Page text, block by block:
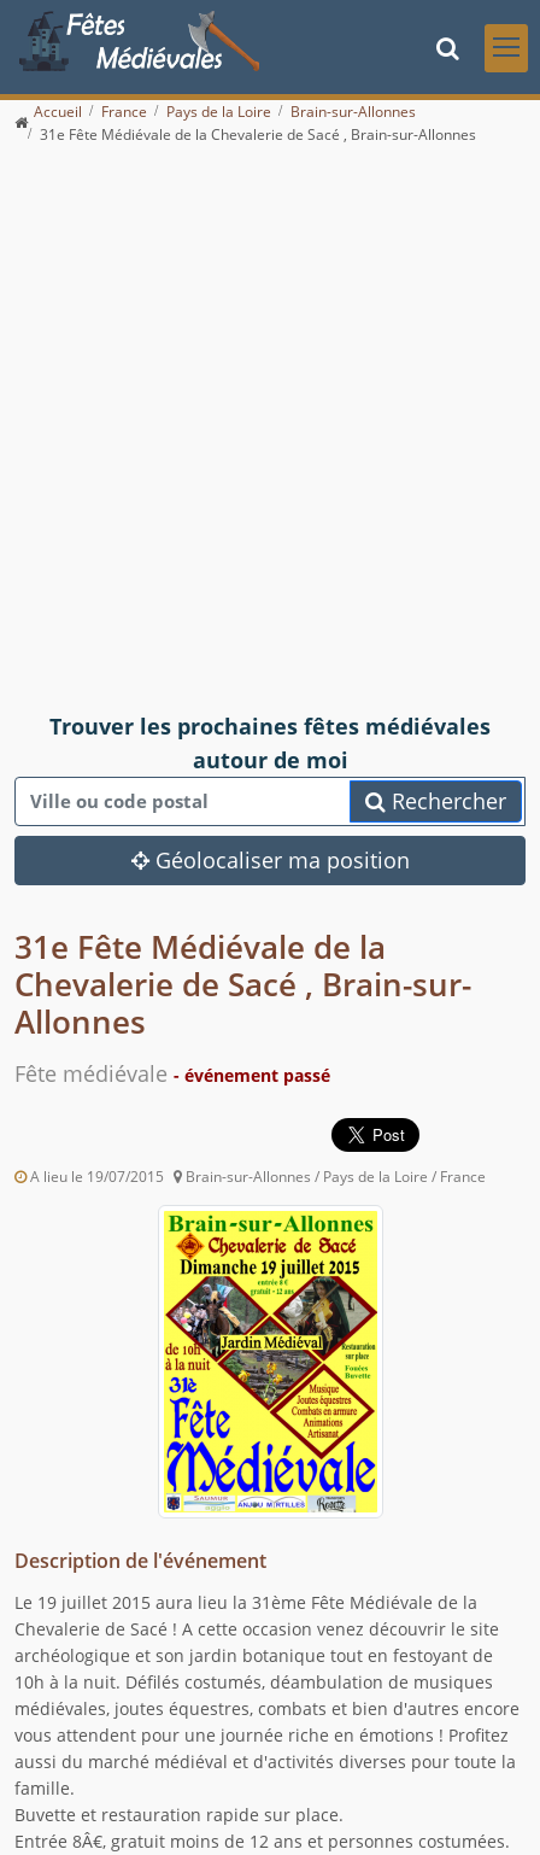
Accueil France Pays de la Loire
Brain-sur-Allonnes
31e Fête Médiévale de la Chevalerie de Sacé , Brain-sur-Allonnes
Trouver les prochaines fêtes médiévales
autour de moi
Rechercher
Géolocaliser ma position
31e Fête Médiévale de la
Chevalerie de Sacé , Brain-sur-
Allonnes
Fête médiévale - événement passé
A lieu le 19/07/2015 Brain-sur-Allonnes / Pays de la Loire / France
Description de l'événement
Le 19 juillet 2015 aura lieu la 31ème Fête Médiévale de la
Chevalerie de Sacé ! A cette occasion venez découvrir le site
archéologique et son jardin botanique tout en festoyant de
10h à la nuit. Défilés costumés, déambulation de musiques
médiévales, joutes équestres, combats et bien d'autres encore
vous attendent pour une journée riche en émotions ! Profitez
aussi du marché médiéval et d'activités diverses pour toute la
famille.
Buvette et restauration rapide sur place.
Entrée 8Â€, gratuit moins de 12 ans et personnes costumées.